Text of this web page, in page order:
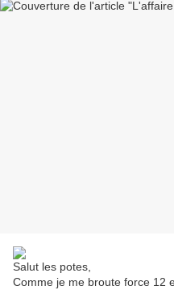
Salut les potes,
Comme je me broute force 12